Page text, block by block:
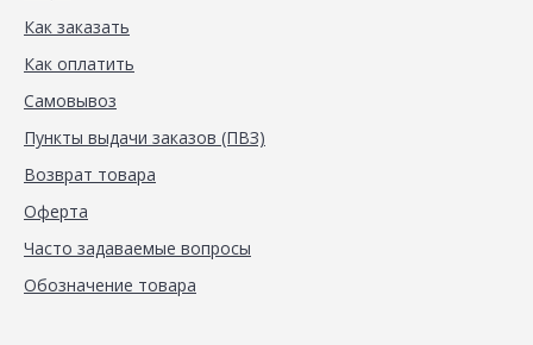
Как заказать
Как оплатить
Самовывоз
Пункты выдачи заказов (ПВЗ)
Возврат товара
Оферта
Часто задаваемые вопросы
Обозначение товара